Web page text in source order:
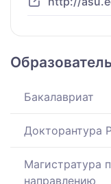
Бакалавриат
Докторантура
Магистратура
направлению